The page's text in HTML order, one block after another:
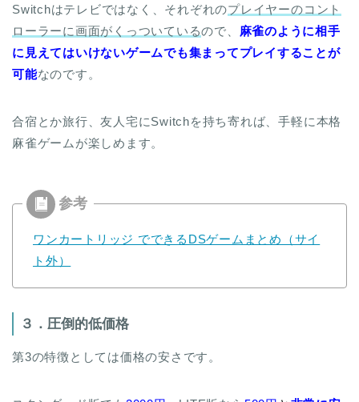
Switchはテレビではなく、それぞれのプレイヤーのコント
ローラーに画面がくっついているので、 麻雀のように相手
に見えてはいけないゲームでも集まってプレイすることが
可能なのです。
合宿とか旅行、友人宅にSwitchを持ち寄れば、手軽に本格
麻雀ゲームが楽しめます。
ワンカートリッジ でできるDSゲームまとめ（サイ
ト外）
３．圧倒的低価格
第3の特徴としては価格の安さです。